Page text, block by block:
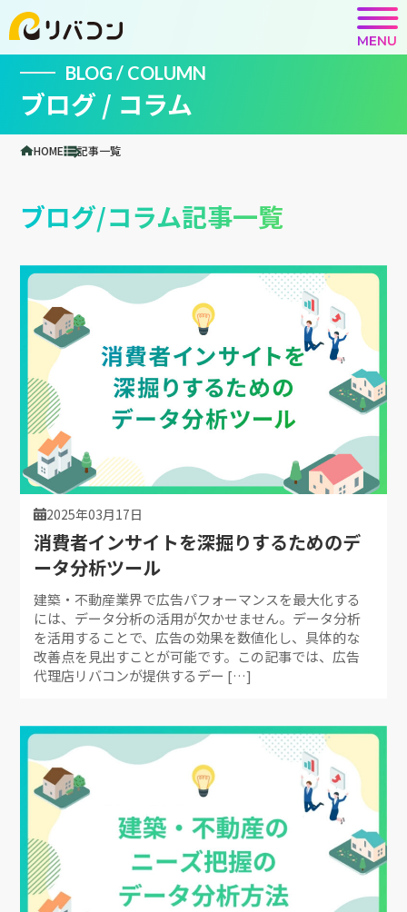
MENU
BLOG / COLUMN
ブログ / コラム
HOME 記事一覧
ブログ/コラム記事一覧
2025年03月17日
消費者インサイトを深掘りするためのデ
ータ分析ツール
建築・不動産業界で広告パフォーマンスを最大化する
には、データ分析の活用が欠かせません。データ分析
を活用することで、広告の効果を数値化し、具体的な
改善点を見出すことが可能です。この記事では、広告
代理店リバコンが提供するデー […]